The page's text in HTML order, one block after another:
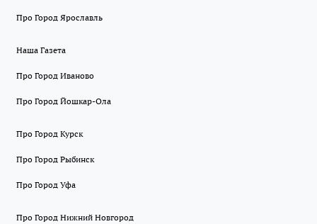
Про Город Ярославль
Наша Газета
Про Город Иваново
Про Город Йошкар-Ола
Про Город Курск
Про Город Рыбинск
Про Город Уфа
Про Город Нижний Новгород